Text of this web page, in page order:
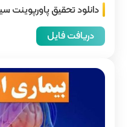
سیاره زحل
18,000تومان